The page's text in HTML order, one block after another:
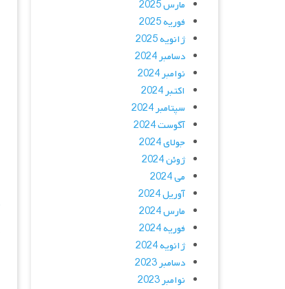
مارس 2025
فوریه 2025
ژانویه 2025
دسامبر 2024
نوامبر 2024
اکتبر 2024
سپتامبر 2024
آگوست 2024
جولای 2024
ژوئن 2024
می 2024
آوریل 2024
مارس 2024
فوریه 2024
ژانویه 2024
دسامبر 2023
نوامبر 2023